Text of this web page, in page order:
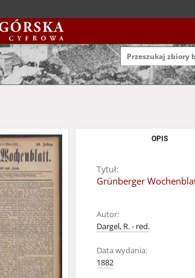
OPIS
Tytuł:
Grünberger
Autor:
Dargel, R. - red.
Data wydania:
1882